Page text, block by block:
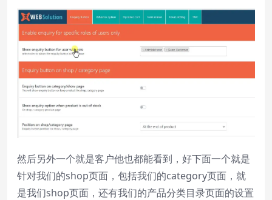
然后另外一个就是客户他也都能看到，好下面一个就是
针对我们的shop页面，包括我们的category页面，就
是我们shop页面，还有我们的产品分类目录页面的设置